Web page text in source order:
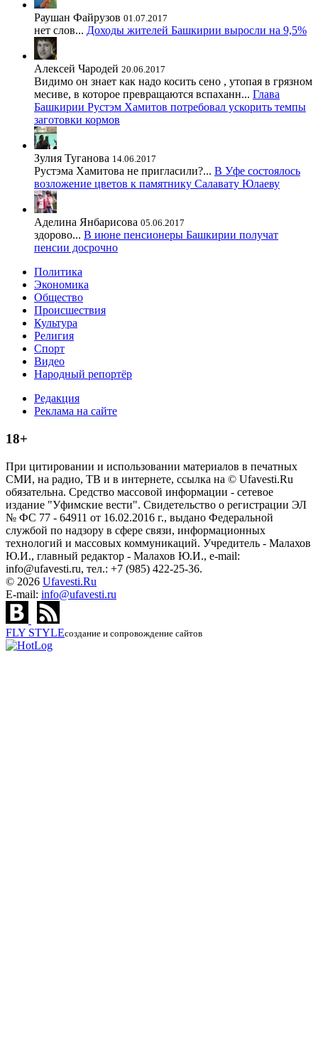
Раушан Файрузов 01.07.2017
нет слов... Доходы жителей Башкирии выросли на 9,5%
Алексей Чародей 20.06.2017
Видимо он знает как надо косить сено , утопая в грязном
месиве, в которое превращаются вспаханн... Глава
Башкирии Рустэм Хамитов потребовал ускорить темпы
заготовки кормов
Зулия Туганова 14.06.2017
Рустэма Хамитова не пригласили?... В Уфе состоялось
возложение цветов к памятнику Салавату Юлаеву
Аделина Янбарисова 05.06.2017
здорово... В июне пенсионеры Башкирии получат
пенсии досрочно
Политика
Экономика
Общество
Происшествия
Культура
Религия
Спорт
Видео
Народный репортёр
Редакция
Реклама на сайте
18+
При цитировании и использовании материалов в печатных
СМИ, на радио, ТВ и в интернете, ссылка на © Ufavesti.Ru
обязательна. Средство массовой информации - сетевое
издание "Уфимские вести". Свидетельство о регистрации ЭЛ
№ ФС 77 - 64911 от 16.02.2016 г., выдано Федеральной
службой по надзору в сфере связи, информационных
технологий и массовых коммуникаций. Учредитель - Малахов
Ю.И., главный редактор - Малахов Ю.И., e-mail:
info@ufavesti.ru, тел.: +7 (985) 422-25-36.
© 2026 Ufavesti.Ru
E-mail: info@ufavesti.ru
FLY STYLEсоздание и сопровождение сайтов